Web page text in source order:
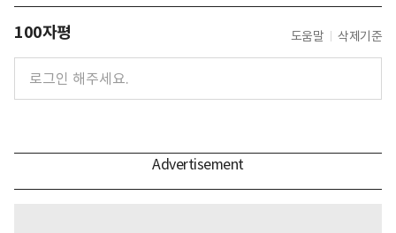
100자평 도움말 삭제기준